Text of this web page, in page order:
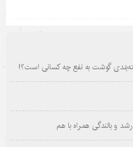
گوشت به نفع چه کسانی است؟!
و بالندگی همراه با هم